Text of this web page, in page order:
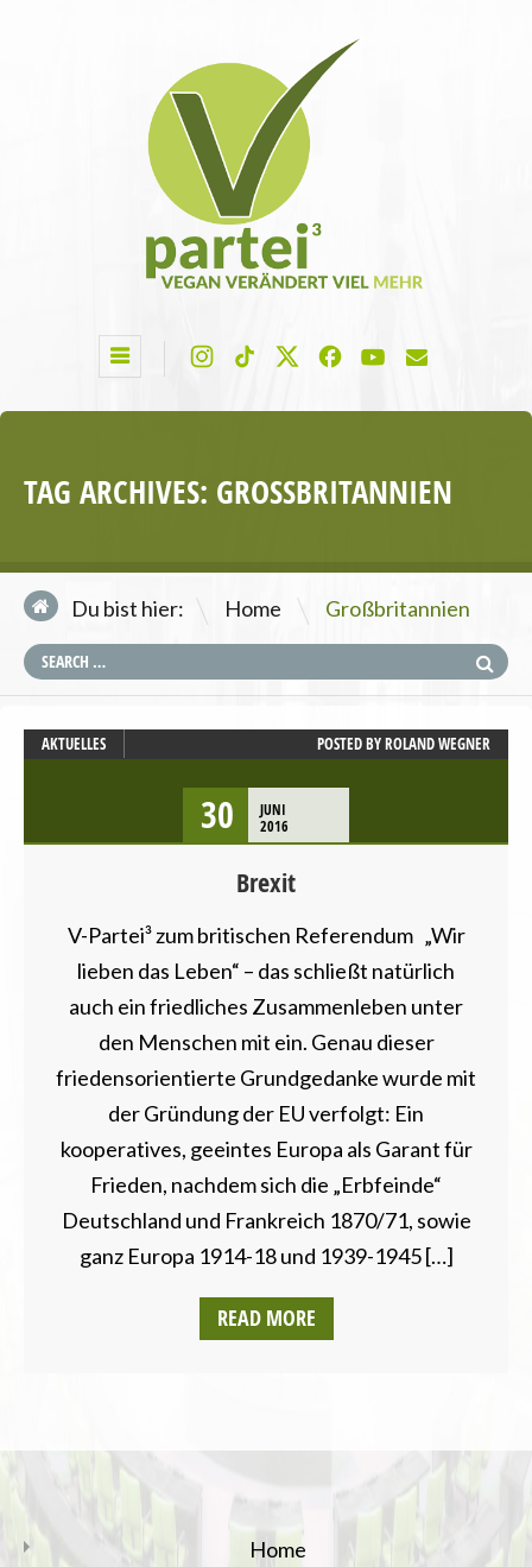
TAG ARCHIVES: GROSSBRITANNIEN
Du bist hier: Home \ Großbritannien
AKTUELLES POSTED BYROLAND WEGNER
30
JUNI
2016
Brexit
V-Partei³ zum britischen Referendum „Wir
lieben das Leben“ – das schließt natürlich
auch ein friedliches Zusammenleben unter
den Menschen mit ein. Genau dieser
friedensorientierte Grundgedanke wurde mit
der Gründung der EU verfolgt: Ein
kooperatives, geeintes Europa als Garant für
Frieden, nachdem sich die „Erbfeinde“
Deutschland und Frankreich 1870/71, sowie
ganz Europa 1914-18 und 1939-1945 […]
READ MORE
Home